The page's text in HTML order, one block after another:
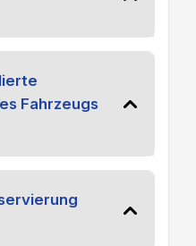
Fahrzeugs